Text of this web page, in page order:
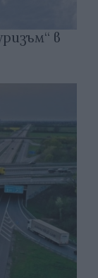
в